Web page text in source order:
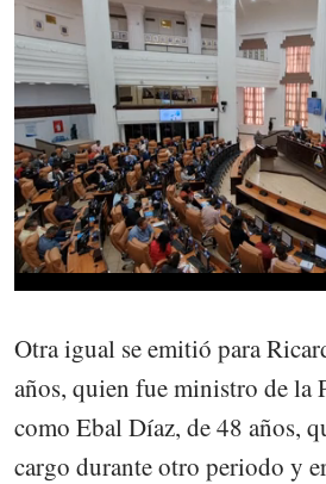
Otra igual se emitió para
años, quien fue ministro de la
como Ebal Díaz, de 48 años,
cargo durante otro periodo y